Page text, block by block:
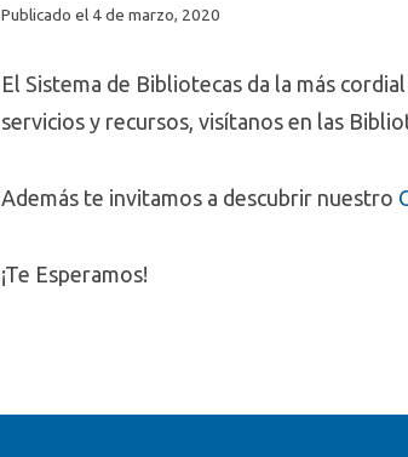
Publicado el 4 de marzo, 2020
El Sistema de Bibliotecas da la más
servicios y recursos, visítanos en las
Además te invitamos a descubrir nuestro
¡Te Esperamos!